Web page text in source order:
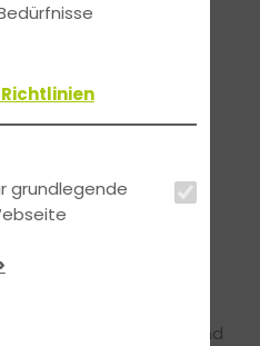
(FÜR
20.08.2026
rund um den
machen – und
grundlegende